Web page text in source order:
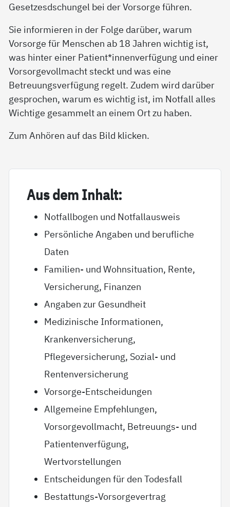
Gesetzesdschungel bei der Vorsorge führen.
Sie informieren in der Folge darüber, warum
Vorsorge für Menschen ab 18 Jahren wichtig ist,
was hinter einer Patient*innenverfügung und einer
Vorsorgevollmacht steckt und was eine
Betreuungsverfügung regelt. Zudem wird darüber
gesprochen, warum es wichtig ist, im Notfall alles
Wichtige gesammelt an einem Ort zu haben.
Zum Anhören auf das Bild klicken.
Aus dem In­halt:
Notfallbogen und Notfallausweis
Persönliche Angaben und berufliche
Daten
Familien- und Wohnsituation, Rente,
Versicherung, Finanzen
Angaben zur Gesundheit
Medizinische Informationen,
Krankenversicherung,
Pflegeversicherung, Sozial- und
Rentenversicherung
Vorsorge-Entscheidungen
Allgemeine Empfehlungen,
Vorsorgevollmacht, Betreuungs- und
Patientenverfügung,
Wertvorstellungen
Entscheidungen für den Todesfall
Bestattungs-Vorsorgevertrag